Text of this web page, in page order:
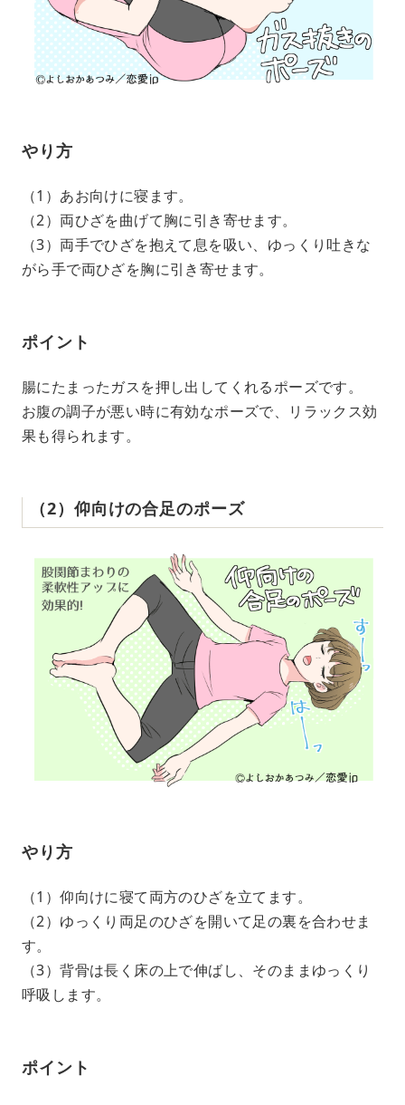
やり方
（1）あお向けに寝ます。
（2）両ひざを曲げて胸に引き寄せます。
（3）両手でひざを抱えて息を吸い、ゆっくり吐きな
がら手で両ひざを胸に引き寄せます。
ポイント
腸にたまったガスを押し出してくれるポーズです。
お腹の調子が悪い時に有効なポーズで、リラックス効
果も得られます。
（2）仰向けの合足のポーズ
やり方
（1）仰向けに寝て両方のひざを立てます。
（2）ゆっくり両足のひざを開いて足の裏を合わせま
す。
（3）背骨は長く床の上で伸ばし、そのままゆっくり
呼吸します。
ポイント